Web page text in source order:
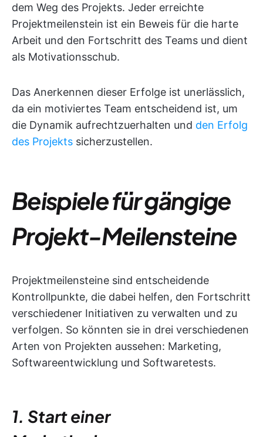
dem Weg des Projekts. Jeder erreichte
Projektmeilenstein ist ein Beweis für die harte
Arbeit und den Fortschritt des Teams und dient
als Motivationsschub.
Das Anerkennen dieser Erfolge ist unerlässlich,
da ein motiviertes Team entscheidend ist, um
die Dynamik aufrechtzuerhalten und den Erfolg
des Projekts sicherzustellen.
Beispiele für gängige
Projekt-Meilensteine
Projektmeilensteine sind entscheidende
Kontrollpunkte, die dabei helfen, den Fortschritt
verschiedener Initiativen zu verwalten und zu
verfolgen. So könnten sie in drei verschiedenen
Arten von Projekten aussehen: Marketing,
Softwareentwicklung und Softwaretests.
1. Start einer